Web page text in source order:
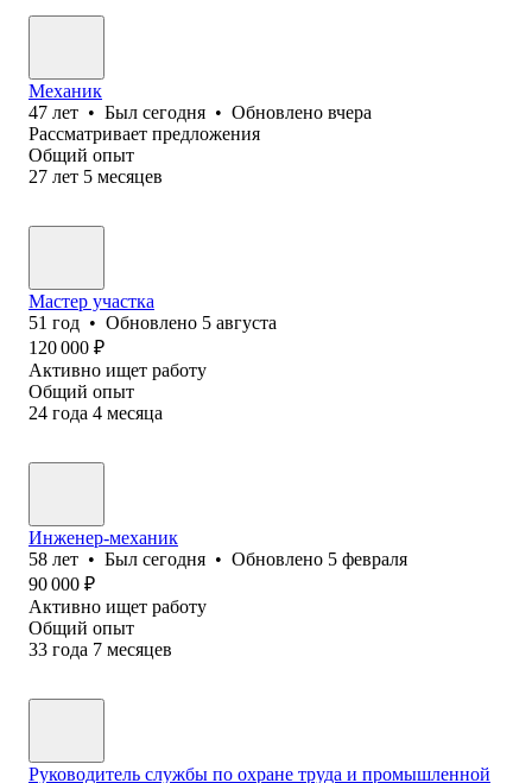
Механик
47 лет • Был сегодня • Обновлено вчера
Рассматривает предложения
Общий опыт
27 лет 5 месяцев
Мастер участка
51 год • Обновлено 5 августа
120 000 ₽
Активно ищет работу
Общий опыт
24 года 4 месяца
Инженер-механик
58 лет • Был сегодня • Обновлено 5 февраля
90 000 ₽
Активно ищет работу
Общий опыт
33 года 7 месяцев
Руководитель службы по охране труда и промышленной